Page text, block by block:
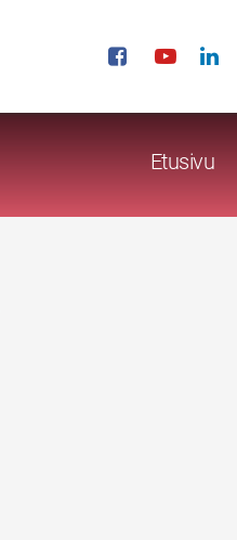
Etusivu